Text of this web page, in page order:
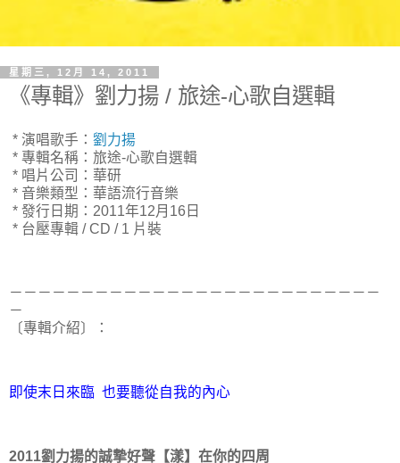
星期三, 12月 14, 2011
《專輯》劉力揚 / 旅途-心歌自選輯
* 演唱歌手： 劉力揚
* 專輯名稱：旅途-心歌自選輯
* 唱片公司：華研
* 音樂類型：華語流行音樂
* 發行日期：2011年12月16日
* 台壓專輯 / CD / 1 片裝
－－－－－－－－－－－－－－－－－－－－－－－－－－
－
〔專輯介紹〕：
即使末日來臨 也要聽從自我的內心
2011劉力揚的誠摯好聲【漾】在你的四周